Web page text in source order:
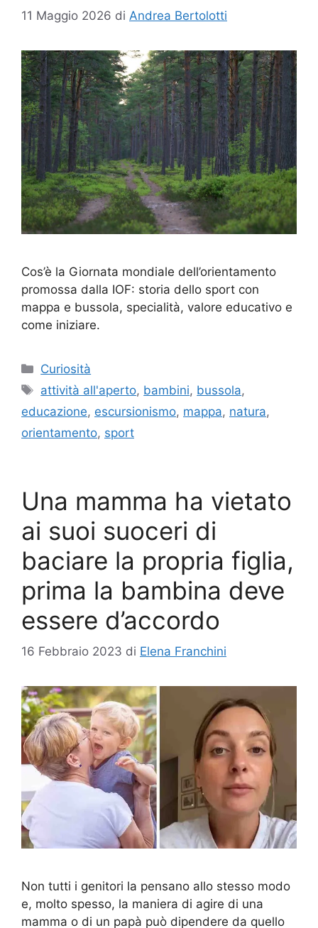
11 Maggio 2026 di Andrea Bertolotti
Cos’è la Giornata mondiale dell’orientamento
promossa dalla IOF: storia dello sport con
mappa e bussola, specialità, valore educativo e
come iniziare.
Categorie
Curiosità
Tag
attività all'aperto, bambini, bussola,
educazione, escursionismo, mappa, natura,
orientamento, sport
Una mamma ha vietato
ai suoi suoceri di
baciare la propria figlia,
prima la bambina deve
essere d’accordo
16 Febbraio 2023 di Elena Franchini
Non tutti i genitori la pensano allo stesso modo
e, molto spesso, la maniera di agire di una
mamma o di un papà può dipendere da quello